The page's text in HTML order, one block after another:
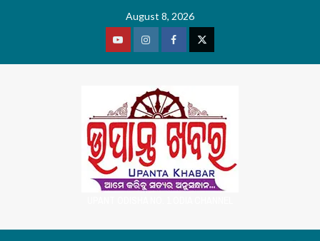
August 8, 2026
YoutubeVimeoFacebookTwitter